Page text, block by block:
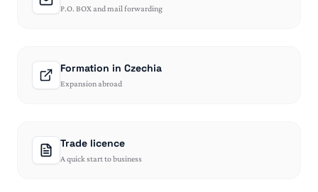
P.O. BOX and mail forwarding
Formation in Czechia
Expansion abroad
Trade licence
A quick start to business